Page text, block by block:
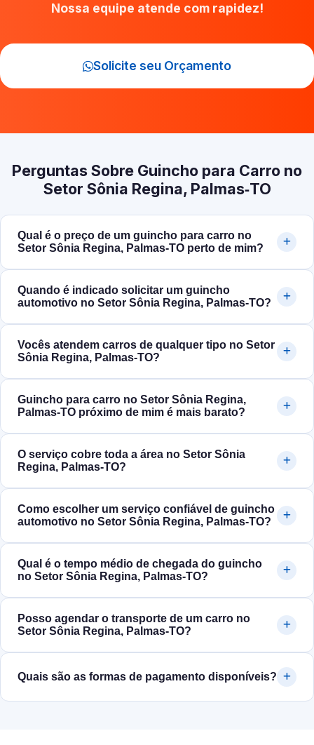
Nossa equipe atende com rapidez!
Solicite seu Orçamento
Perguntas Sobre Guincho para Carro no
Setor Sônia Regina, Palmas‑TO
Qual é o preço de um guincho para carro no
Setor Sônia Regina, Palmas‑TO perto de mim?
Quando é indicado solicitar um guincho
automotivo no Setor Sônia Regina, Palmas‑TO?
Vocês atendem carros de qualquer tipo no Setor
Sônia Regina, Palmas‑TO?
Guincho para carro no Setor Sônia Regina,
Palmas‑TO próximo de mim é mais barato?
O serviço cobre toda a área no Setor Sônia
Regina, Palmas‑TO?
Como escolher um serviço confiável de guincho
automotivo no Setor Sônia Regina, Palmas‑TO?
Qual é o tempo médio de chegada do guincho
no Setor Sônia Regina, Palmas‑TO?
Posso agendar o transporte de um carro no
Setor Sônia Regina, Palmas‑TO?
Quais são as formas de pagamento disponíveis?